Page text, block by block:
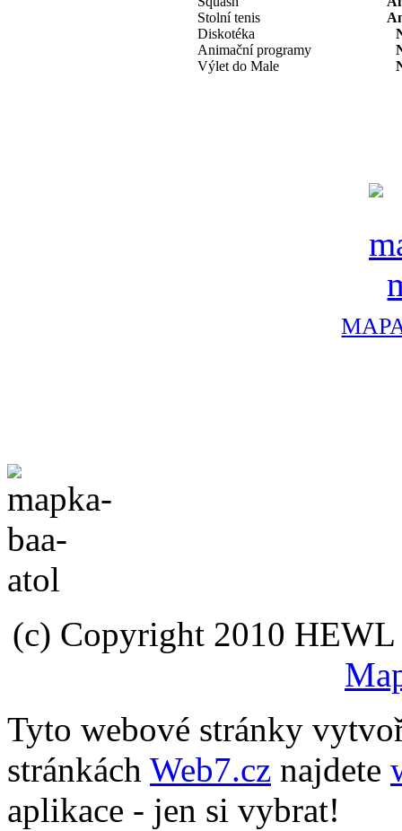
Stolní tenis
Diskotéka
Animační programy
Výlet do Male
(c) Copyright 2010 HEWL
Tyto webové stránky
stránkách Web7.cz najdete
aplikace - jen si vybrat!